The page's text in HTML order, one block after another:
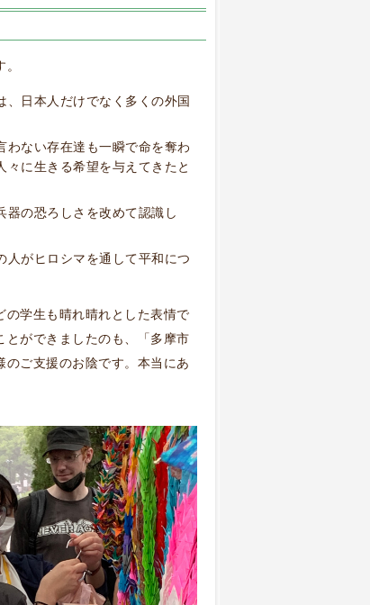
日本人だけでなく多くの外国
ない存在達も一瞬で命を奪わ
に生きる希望を与えてきたと
の恐ろしさを改めて認識し
人がヒロシマを通して平和につ
学生も晴れ晴れとした表情で
とができましたのも、「多摩市
ご支援のお陰です。本当にあ